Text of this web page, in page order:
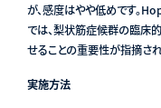
が、感度はやや低めです。
では、梨状筋症候群の臨床
せることの重要性が指摘され
実施方法